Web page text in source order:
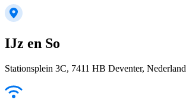
IJz en So
Stationsplein 3C, 7411 HB Deventer, Nederland